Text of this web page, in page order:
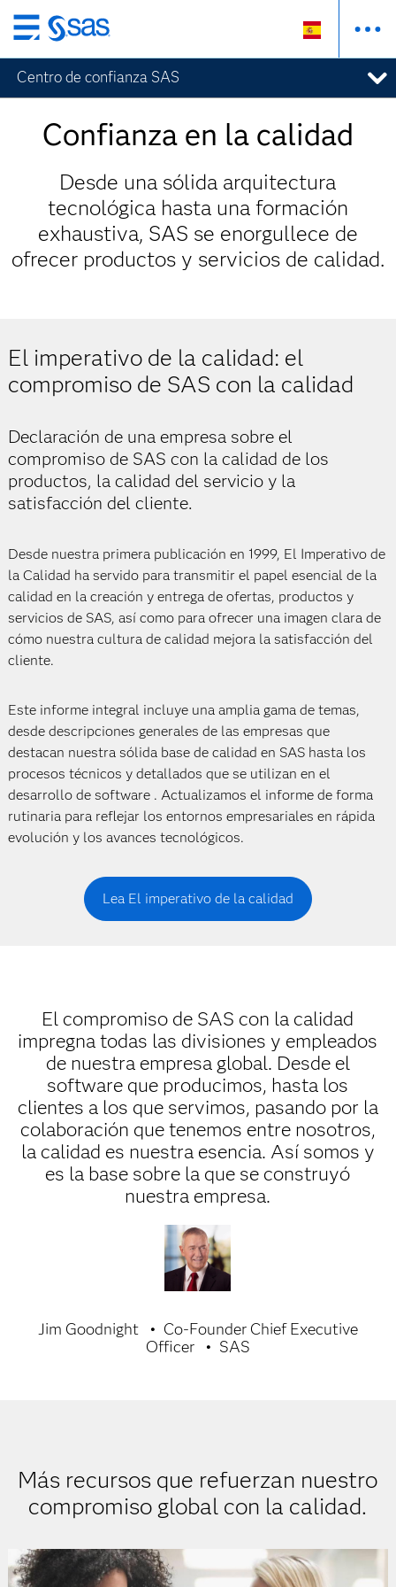
Ir
al
contenido
principal
Centro de confianza SAS
Confianza en la calidad
Desde una sólida arquitectura
tecnológica hasta una formación
exhaustiva, SAS se enorgullece de
ofrecer productos y servicios de calidad.
El imperativo de la calidad: el
compromiso de SAS con la calidad
Declaración de una empresa sobre el
compromiso de SAS con la calidad de los
productos, la calidad del servicio y la
satisfacción del cliente.
Desde nuestra primera publicación en 1999, El Imperativo de
la Calidad ha servido para transmitir el papel esencial de la
calidad en la creación y entrega de ofertas, productos y
servicios de SAS, así como para ofrecer una imagen clara de
cómo nuestra cultura de calidad mejora la satisfacción del
cliente.
Este informe integral incluye una amplia gama de temas,
desde descripciones generales de las empresas que
destacan nuestra sólida base de calidad en SAS hasta los
procesos técnicos y detallados que se utilizan en el
desarrollo de software . Actualizamos el informe de forma
rutinaria para reflejar los entornos empresariales en rápida
evolución y los avances tecnológicos.
Lea El imperativo de la calidad
El compromiso de SAS con la calidad
impregna todas las divisiones y empleados
de nuestra empresa global. Desde el
software que producimos, hasta los
clientes a los que servimos, pasando por la
colaboración que tenemos entre nosotros,
la calidad es nuestra esencia. Así somos y
es la base sobre la que se construyó
nuestra empresa.
Jim Goodnight
Co-Founder Chief Executive
Officer
SAS
Más recursos que refuerzan nuestro
compromiso global con la calidad.